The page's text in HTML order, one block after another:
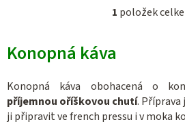
O
d
a
c
1 položek
Konopná káva
Konopná káva obohacená o
příjemnou oříškovou chutí. Příprava
ji připravit ve french pressu i v moka